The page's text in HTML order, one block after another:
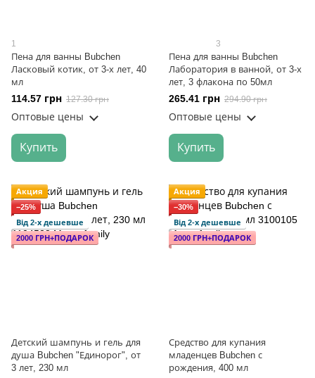
1
Пена для ванны Bubchen
Ласковый котик, от 3-х лет, 40
мл
114.57 грн 127.30 грн
Оптовые цены
Купить
3
Пена для ванны Bubchen
Лаборатория в ванной, от 3-х
лет, 3 флакона по 50мл
265.41 грн 294.90 грн
Оптовые цены
Купить
Акция
−25%
Від 2-х дешевше
2000 ГРН+ПОДАРОК
Детский шампунь и гель для
душа Bubchen "Единорог", от
3 лет, 230 мл
Акция
−30%
Від 2-х дешевше
2000 ГРН+ПОДАРОК
Средство для купания
младенцев Bubchen с
рождения, 400 мл